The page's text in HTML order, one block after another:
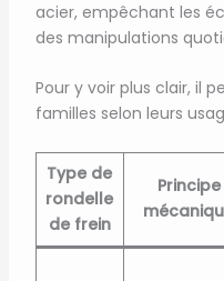
acier, empêchant les
des manipulations
Pour y voir plus clair, il
familles selon leurs
Type de
rondelle
de frein
Principe